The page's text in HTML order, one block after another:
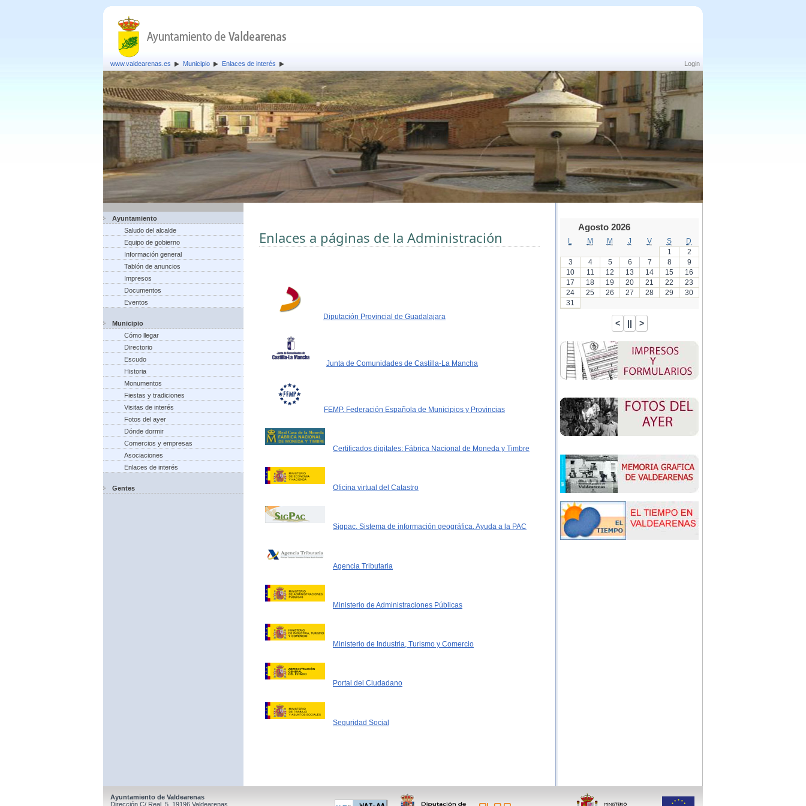
Login
www.valdearenas.es Municipio Enlaces de interés
Ayuntamiento
Saludo del alcalde
Equipo de gobierno
Información general
Tablón de anuncios
Impresos
Documentos
Eventos
Municipio
Cómo llegar
Directorio
Escudo
Historia
Monumentos
Fiestas y tradiciones
Visitas de interés
Fotos del ayer
Dónde dormir
Comercios y empresas
Asociaciones
Enlaces de interés
Gentes
Enlaces a páginas de la Administración
Diputación Provincial de Guadalajara
Junta de Comunidades de Castilla-La Mancha
FEMP. Federación Española de Municipios y Provincias
Certificados digitales: Fábrica Nacional de Moneda y Timbre
Oficina virtual del Catastro
Sigpac. Sistema de información geográfica. Ayuda a la PAC
Agencia Tributaria
Ministerio de Administraciones Públicas
Ministerio de Industria, Turismo y Comercio
Portal del Ciudadano
Seguridad Social
Agosto 2026
M M J V S
D
1
2
3
4 5 6 7 8
9
10
11 12 13 14 15
16
17
18 19 20 21 22
23
24
25 26 27 28 29
30
31
Ayuntamiento de Valdearenas
Dirección C/ Real, 5, 19196 Valdearenas